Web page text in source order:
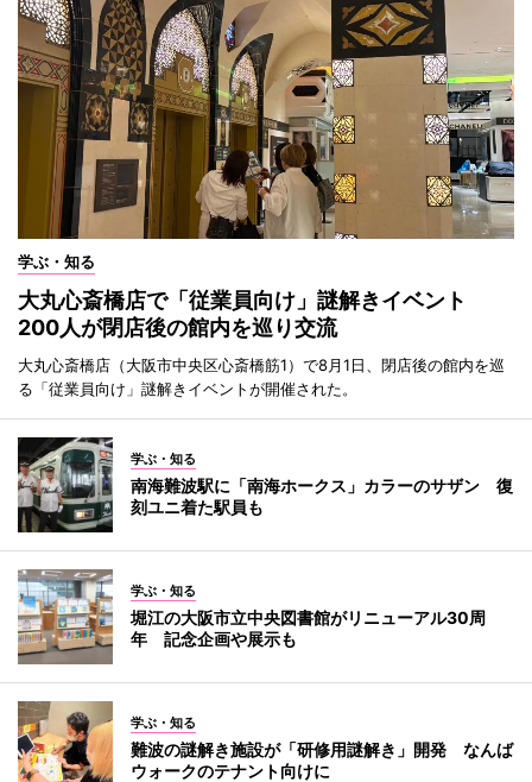
学ぶ・知る
大丸心斎橋店で「従業員向け」謎解きイベント
200人が閉店後の館内を巡り交流
大丸心斎橋店（大阪市中央区心斎橋筋1）で8月1日、閉店後の館内を巡
る「従業員向け」謎解きイベントが開催された。
学ぶ・知る
南海難波駅に「南海ホークス」カラーのサザン 復
刻ユニ着た駅員も
学ぶ・知る
堀江の大阪市立中央図書館がリニューアル30周
年 記念企画や展示も
学ぶ・知る
難波の謎解き施設が「研修用謎解き」開発 なんば
ウォークのテナント向けに